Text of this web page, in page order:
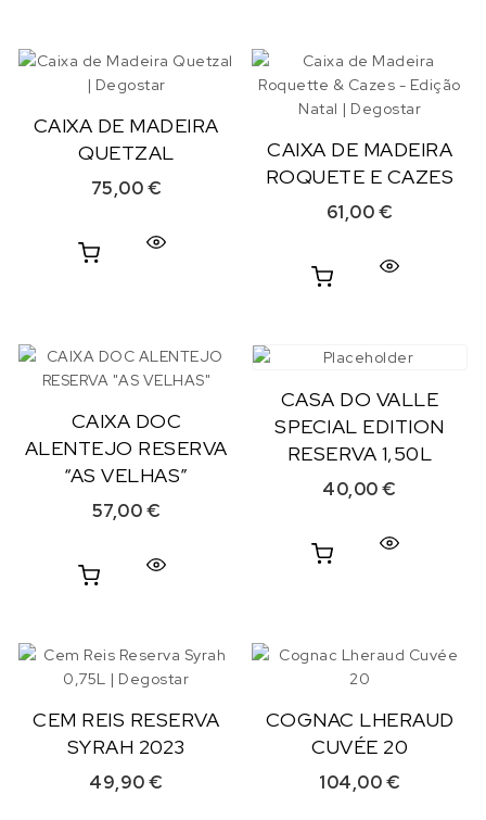
CAIXA DE MADEIRA
QUETZAL
75,00€
CAIXA DE MADEIRA
ROQUETE E CAZES
61,00€
CAIXA DOC
ALENTEJO RESERVA
“AS VELHAS”
57,00€
CASA DO VALLE
SPECIAL EDITION
RESERVA 1,50L
40,00€
CEM REIS RESERVA
SYRAH 2023
49,90€
COGNAC LHERAUD
CUVÉE 20
104,00€